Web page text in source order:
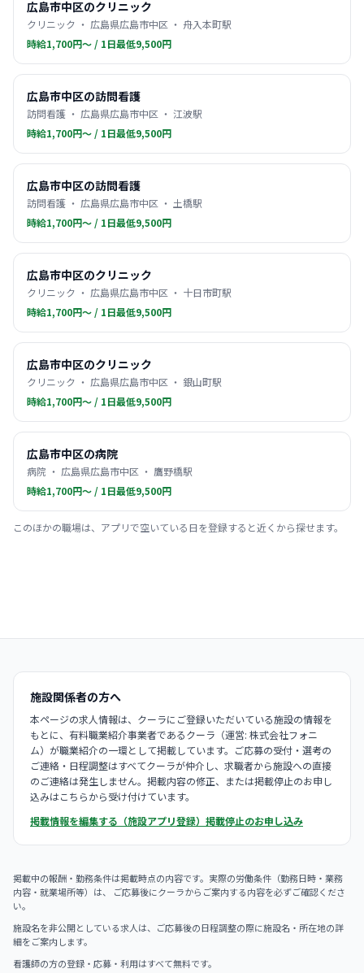
広島市中区のクリニック
クリニック ・ 広島県広島市中区 ・ 舟入本町駅
時給1,700円〜 / 1日最低9,500円
広島市中区の訪問看護
訪問看護 ・ 広島県広島市中区 ・ 江波駅
時給1,700円〜 / 1日最低9,500円
広島市中区の訪問看護
訪問看護 ・ 広島県広島市中区 ・ 土橋駅
時給1,700円〜 / 1日最低9,500円
広島市中区のクリニック
クリニック ・ 広島県広島市中区 ・ 十日市町駅
時給1,700円〜 / 1日最低9,500円
広島市中区のクリニック
クリニック ・ 広島県広島市中区 ・ 銀山町駅
時給1,700円〜 / 1日最低9,500円
広島市中区の病院
病院 ・ 広島県広島市中区 ・ 鷹野橋駅
時給1,700円〜 / 1日最低9,500円
このほかの職場は、アプリで空いている日を登録すると近くから探せます。
施設関係者の方へ
本ページの求人情報は、クーラにご登録いただいている施設の情報を
もとに、有料職業紹介事業者であるクーラ（運営: 株式会社フォニ
ム）が職業紹介の一環として掲載しています。ご応募の受付・選考の
ご連絡・日程調整はすべてクーラが仲介し、求職者から施設への直接
のご連絡は発生しません。掲載内容の修正、または掲載停止のお申し
込みはこちらから受け付けています。
掲載情報を編集する（施設アプリ登録） 掲載停止のお申し込み
掲載中の報酬・勤務条件は掲載時点の内容です。実際の労働条件（勤務日時・業務
内容・就業場所等）は、 ご応募後にクーラからご案内する内容を必ずご確認くださ
い。
施設名を非公開としている求人は、ご応募後の日程調整の際に施設名・所在地の詳
細をご案内します。
看護師の方の登録・応募・利用はすべて無料です。